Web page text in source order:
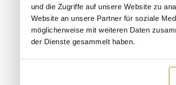
und die Zugriffe auf unsere Website zu
Website an unsere Partner für soziale
möglicherweise mit weiteren Daten
der Dienste gesammelt haben.